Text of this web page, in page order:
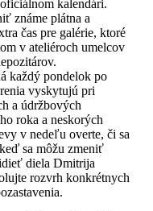
kalendári.
známe plátna a
čas pre galérie, ktoré
v ateliéroch umelcov
každý pondelok po
vyskytujú pri
a údržbových
roka a neskorých
v nedeľu overte, či sa
sa môžu zmeniť
diela Dmitrija
rozvrh konkrétnych